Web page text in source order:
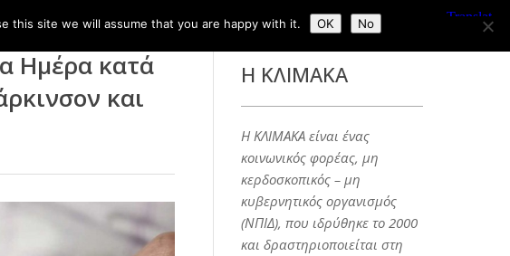
Ημέρα κατά
και
Η ΚΛΙΜΑΚΑ
Η ΚΛΙΜΑΚΑ είναι ένας
κοινωνικός φορέας, μη
κερδοσκοπικός – μη
κυβερνητικός οργανισμός
(ΝΠΙΔ), που ιδρύθηκε το 2000
και δραστηριοποιείται στη
this site we will assume that you are happy with it. OK No